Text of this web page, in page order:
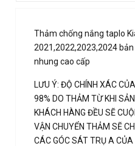
Thảm chống nắng taplo
2021,2022,2023,2024
nhung cao cấp
LƯU Ý: ĐỘ CHÍNH XÁC
98% DO THẢM TỪ KHI
KHÁCH HÀNG ĐỀU SẼ
VẬN CHUYỂN THẢM SẼ
CÁC GÓC SÁT TRỤ A CỦA